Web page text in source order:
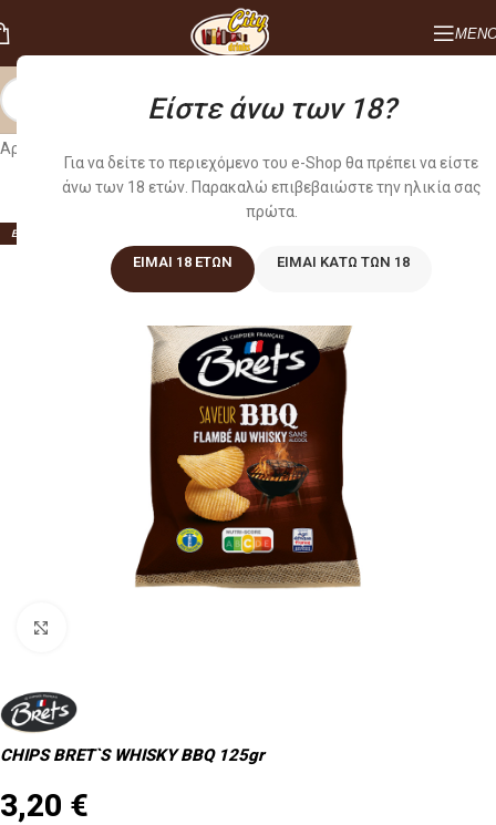
Είστε άνω των 18?
Για να δείτε το περιεχόμενο του e-Shop θα πρέπει να είστε
άνω των 18 ετών. Παρακαλώ επιβεβαιώστε την ηλικία σας
πρώτα.
ΕΊΜΑΙ 18 ΕΤΏΝ ΕΊΜΑΙ ΚΆΤΩ ΤΩΝ 18
Αρχική σελίδα
ΕΞΑΝΤΛΗΜΕΝO
CHIPS BRET`S WHISKY BBQ 125gr
3,20 €